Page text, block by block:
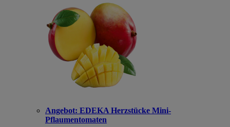
Angebot: EDEKA Herzstücke Mini-
Pflaumentomaten